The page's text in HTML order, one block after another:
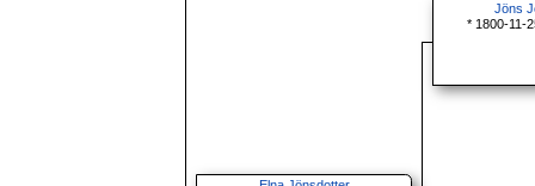
Jöns
* 1800-11-